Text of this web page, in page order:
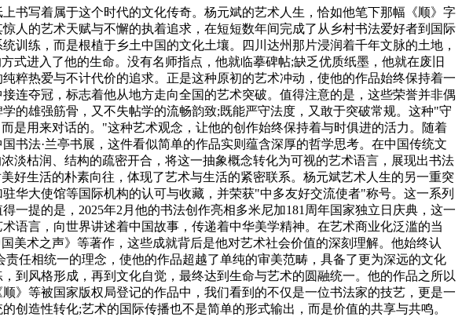
写着属于这个时代的文化传奇。杨元斌的艺术人生，恰如他笔下那幅《顺》字
人的艺术天赋与不懈的执着追求，在短短数年间完成了从乡村书法爱好者到国际
练，而是根植于乡土中国的文化土壤。四川达州那片浸润着千年文脉的土地，
进入了他的生命。没有名师指点，他就临摹碑帖;缺乏优质纸墨，他就在废旧
热爱与不计代价的追求。正是这种原初的艺术冲动，使他的作品始终保持着一
连夺冠，标志着他从地方走向全国的艺术突破。值得注意的是，这些荣誉并非偶
雄强筋骨，又不失帖学的流畅韵致;既能严守法度，又敢于突破常规。这种"守
是用来对话的。"这种艺术观念，让他的创作始终保持着与时俱进的活力。随着
书法·兰亭书展，这件看似简单的作品实则蕴含深厚的哲学思考。在中国传统文
淡枯润、结构的疏密开合，将这一抽象概念转化为可视的艺术语言，展现出书法
生活的朴素向往，体现了艺术与生活的紧密联系。杨元斌艺术人生的另一重突
华大使馆等国际机构的认可与收藏，并荣获"中多友好交流使者"称号。这一系列
提的是，2025年2月他的书法创作亮相多米尼加181周年国家独立日庆典，这一
言，向世界讲述着中国故事，传递着中华美学精神。在艺术商业化泛滥的当
美术之声》等著作，这些成就背后是他对艺术社会价值的深刻理解。他始终认
任相统一的理念，使他的作品超越了单纯的审美范畴，具备了更为深远的文化
风格形成，再到文化自觉，最终达到生命与艺术的圆融统一。他的作品之所以
》等被国家版权局登记的作品中，我们看到的不仅是一位书法家的技艺，更是一
造性转化;艺术的国际传播也不是简单的形式输出，而是价值的共享与共鸣。